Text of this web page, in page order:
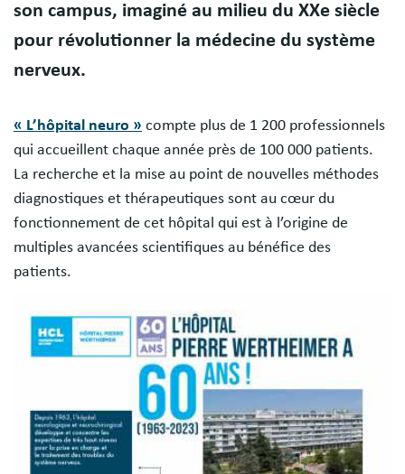
son campus, imaginé au milieu du XXe siècle
pour révolutionner la médecine du système
nerveux.
« L’hôpital neuro » compte plus de 1 200 professionnels
qui accueillent chaque année près de 100 000 patients.
La recherche et la mise au point de nouvelles méthodes
diagnostiques et thérapeutiques sont au cœur du
fonctionnement de cet hôpital qui est à l’origine de
multiples avancées scientifiques au bénéfice des
patients.